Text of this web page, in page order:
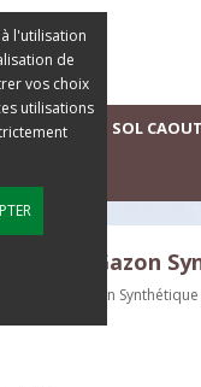
SOL
- Gazon
de Pose Gazon Synthétique
l'utilisation
de
vos choix
utilisations